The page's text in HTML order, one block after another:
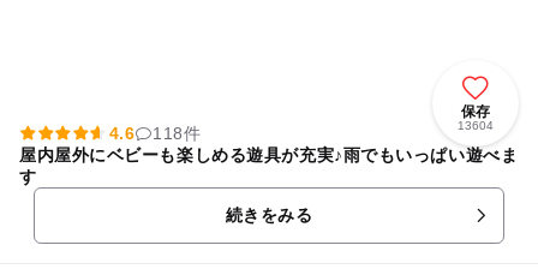
保存
13604
4.6
118件
屋内屋外にベビーも楽しめる遊具が充実♪雨でもいっぱい遊べま
す
続きをみる